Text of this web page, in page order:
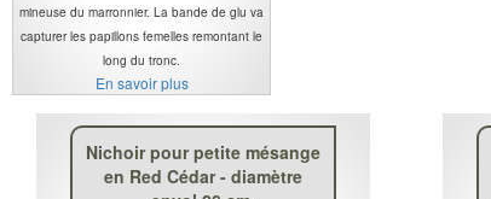
mineuse du marronnier. La bande de glu va
capturer les papillons femelles remontant le
long du tronc.
En savoir plus
Nichoir pour petite mésange
en Red Cédar - diamètre